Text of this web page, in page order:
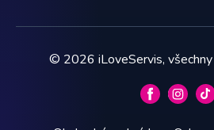
© 2026 iLoveServis,